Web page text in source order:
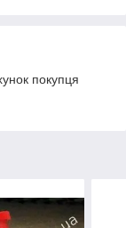
покупця